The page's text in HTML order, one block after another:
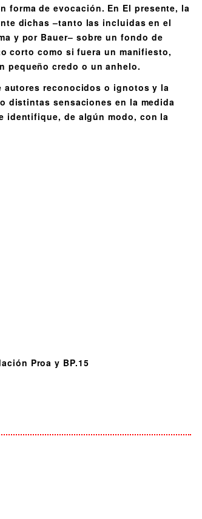
forma de evocación. En El presente, la
dichas –tanto las incluidas en el
y por Bauer– sobre un fondo de
corto como si fuera un manifiesto,
pequeño credo o un anhelo.
autores reconocidos o ignotos y la
distintas sensaciones en la medida
identifique, de algún modo, con la
Proa y BP.15